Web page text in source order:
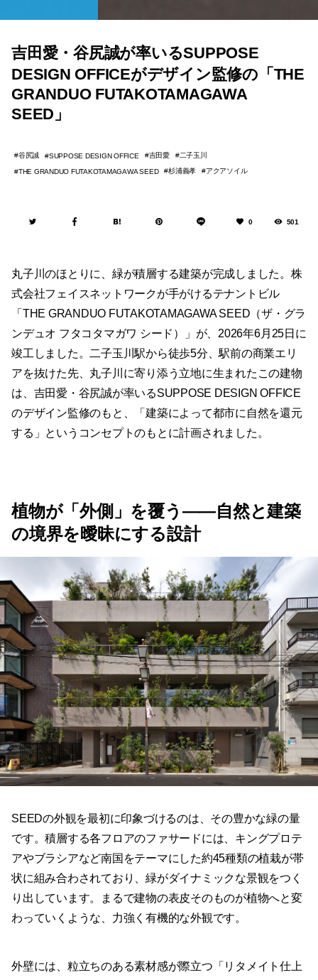
吉田愛・谷尻誠が率いるSUPPOSE
DESIGN OFFICEがデザイン監修の「THE
GRANDUO FUTAKOTAMAGAWA
SEED」
谷尻誠 SUPPOSE DESIGN OFFICE 吉田愛 二子玉川
THE GRANDUO FUTAKOTAMAGAWA SEED 杉浦義孝 アクアソイル
0 501
丸子川のほとりに、緑が積層する建築が完成しました。株
式会社フェイスネットワークが手がけるテナントビル
「THE GRANDUO FUTAKOTAMAGAWA SEED（ザ・グラ
ンデュオ フタコタマガワ シード）」が、2026年6月25日に
竣工しました。二子玉川駅から徒歩5分、駅前の商業エリ
アを抜けた先、丸子川に寄り添う立地に生まれたこの建物
は、吉田愛・谷尻誠が率いるSUPPOSE DESIGN OFFICE
のデザイン監修のもと、「建築によって都市に自然を還元
する」というコンセプトのもとに計画されました。
植物が「外側」を覆う——自然と建築
の境界を曖昧にする設計
SEEDの外観を最初に印象づけるのは、その豊かな緑の量
です。積層する各フロアのファサードには、キングプロテ
アやブラシアなど南国をテーマにした約45種類の植栽が帯
状に組み合わされており、緑がダイナミックな景観をつく
り出しています。まるで建物の表皮そのものが植物へと変
わっていくような、力強く有機的な外観です。
外壁には、粒立ちのある素材感が際立つ「リタメイト仕上